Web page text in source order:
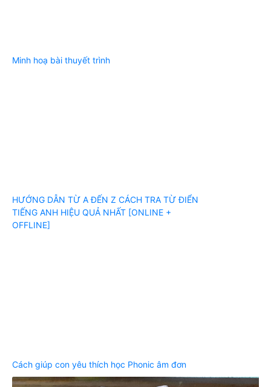
Minh hoạ bài thuyết trình
HƯỚNG DẪN TỪ A ĐẾN Z CÁCH TRA TỪ ĐIỂN
TIẾNG ANH HIỆU QUẢ NHẤT [ONLINE +
OFFLINE]
Cách giúp con yêu thích học Phonic âm đơn